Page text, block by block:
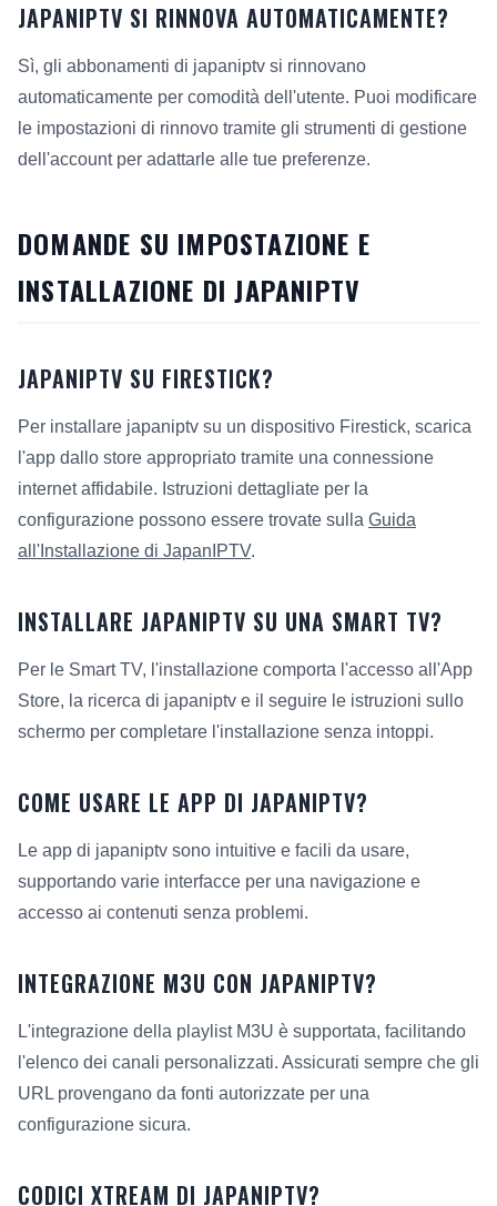
JAPANIPTV SI RINNOVA AUTOMATICAMENTE?
Sì, gli abbonamenti di japaniptv si rinnovano
automaticamente per comodità dell'utente. Puoi modificare
le impostazioni di rinnovo tramite gli strumenti di gestione
dell'account per adattarle alle tue preferenze.
DOMANDE SU IMPOSTAZIONE E
INSTALLAZIONE DI JAPANIPTV
JAPANIPTV SU FIRESTICK?
Per installare japaniptv su un dispositivo Firestick, scarica
l'app dallo store appropriato tramite una connessione
internet affidabile. Istruzioni dettagliate per la
configurazione possono essere trovate sulla Guida
all'Installazione di JapanIPTV.
INSTALLARE JAPANIPTV SU UNA SMART TV?
Per le Smart TV, l'installazione comporta l'accesso all'App
Store, la ricerca di japaniptv e il seguire le istruzioni sullo
schermo per completare l'installazione senza intoppi.
COME USARE LE APP DI JAPANIPTV?
Le app di japaniptv sono intuitive e facili da usare,
supportando varie interfacce per una navigazione e
accesso ai contenuti senza problemi.
INTEGRAZIONE M3U CON JAPANIPTV?
L'integrazione della playlist M3U è supportata, facilitando
l'elenco dei canali personalizzati. Assicurati sempre che gli
URL provengano da fonti autorizzate per una
configurazione sicura.
CODICI XTREAM DI JAPANIPTV?